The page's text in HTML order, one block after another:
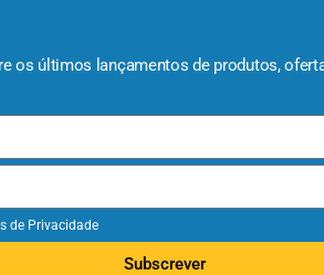
os últimos lançamentos de produtos,
de Privacidade
Subscrever